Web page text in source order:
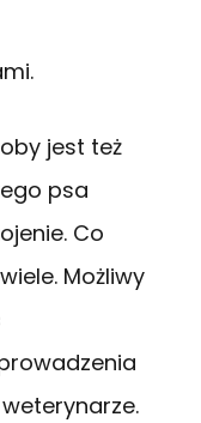
jest też
psa
Co
Możliwy